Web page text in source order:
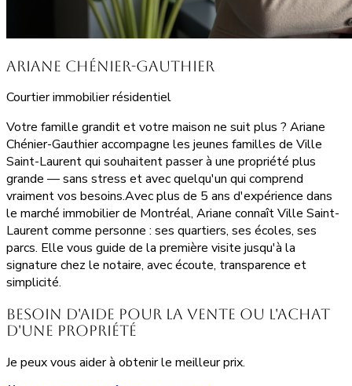
Ariane Chénier-Gauthier
Courtier immobilier résidentiel
Votre famille grandit et votre maison ne suit plus ? Ariane
Chénier-Gauthier accompagne les jeunes familles de Ville
Saint-Laurent qui souhaitent passer à une propriété plus
grande — sans stress et avec quelqu'un qui comprend
vraiment vos besoins.Avec plus de 5 ans d'expérience dans
le marché immobilier de Montréal, Ariane connaît Ville Saint-
Laurent comme personne : ses quartiers, ses écoles, ses
parcs. Elle vous guide de la première visite jusqu'à la
signature chez le notaire, avec écoute, transparence et
simplicité.
Besoin d'aide pour la vente ou l'achat
d'une propriété
Je peux vous aider à obtenir le meilleur prix.